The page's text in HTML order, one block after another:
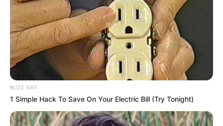
BUZZ DAY
1 Simple Hack To Save On Your Electric Bill (Try Tonight)